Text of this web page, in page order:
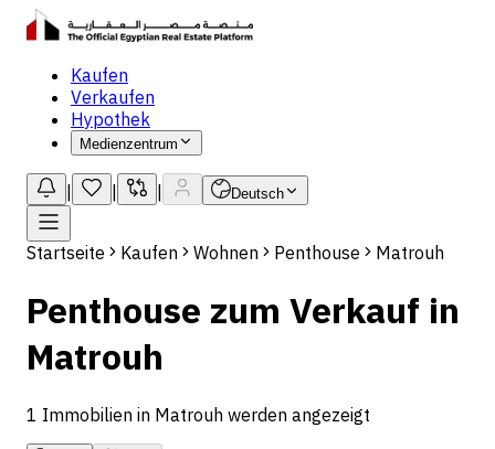
Kaufen
Verkaufen
Hypothek
Medienzentrum
Deutsch
Startseite Kaufen Wohnen Penthouse Matrouh
Penthouse zum Verkauf in
Matrouh
1 Immobilien in Matrouh werden angezeigt